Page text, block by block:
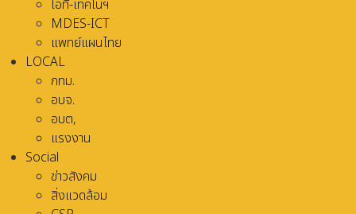
ไอที-เทคโนฯ
MDES-ICT
แพทย์แผนไทย
LOCAL
กทม.
อบจ.
อบต,
แรงงาน
Social
ข่าวสังคม
สิ่งแวดล้อม